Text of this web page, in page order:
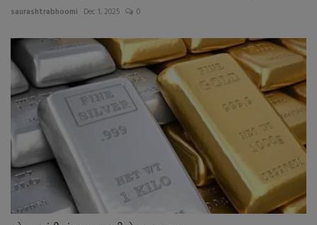
saurashtrabhoomi Dec 1, 2025 0